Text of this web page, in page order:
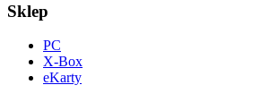
Sklep
PC
X-Box
eKarty